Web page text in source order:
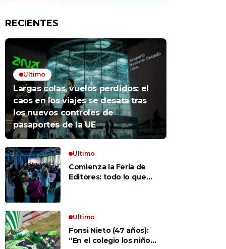
RECIENTES
Ultimo
Largas colas, vuelos perdidos: el
caos en los viajes se desata tras
los nuevos controles de
pasaportes de la UE
Ultimo
Comienza la Feria de
Editores: todo lo que
Ultimo
Fonsi Nieto (47 años):
“En el colegio los niños